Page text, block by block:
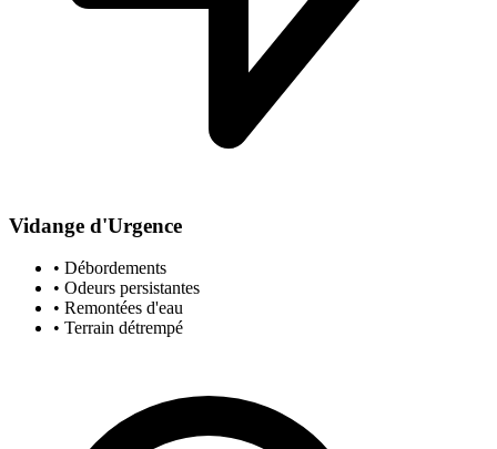
Vidange d'Urgence
• Débordements
• Odeurs persistantes
• Remontées d'eau
• Terrain détrempé